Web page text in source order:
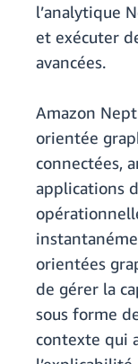
l’analytique
et exécuter
avancées.
Amazon
orientée
connectées,
applications
orientées
de gérer la
sous forme
contexte qui